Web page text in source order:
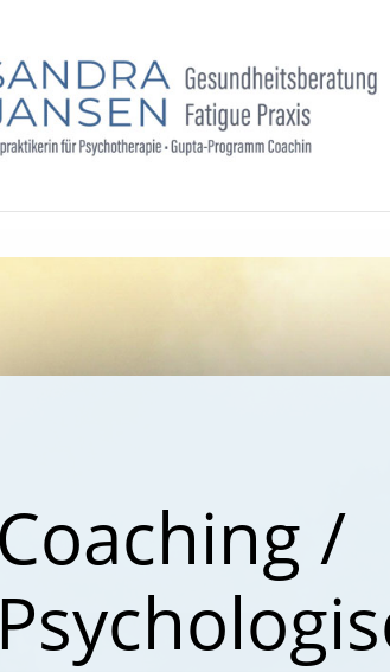
Coaching /